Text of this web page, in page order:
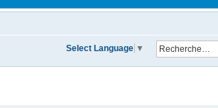
Select Language ▼